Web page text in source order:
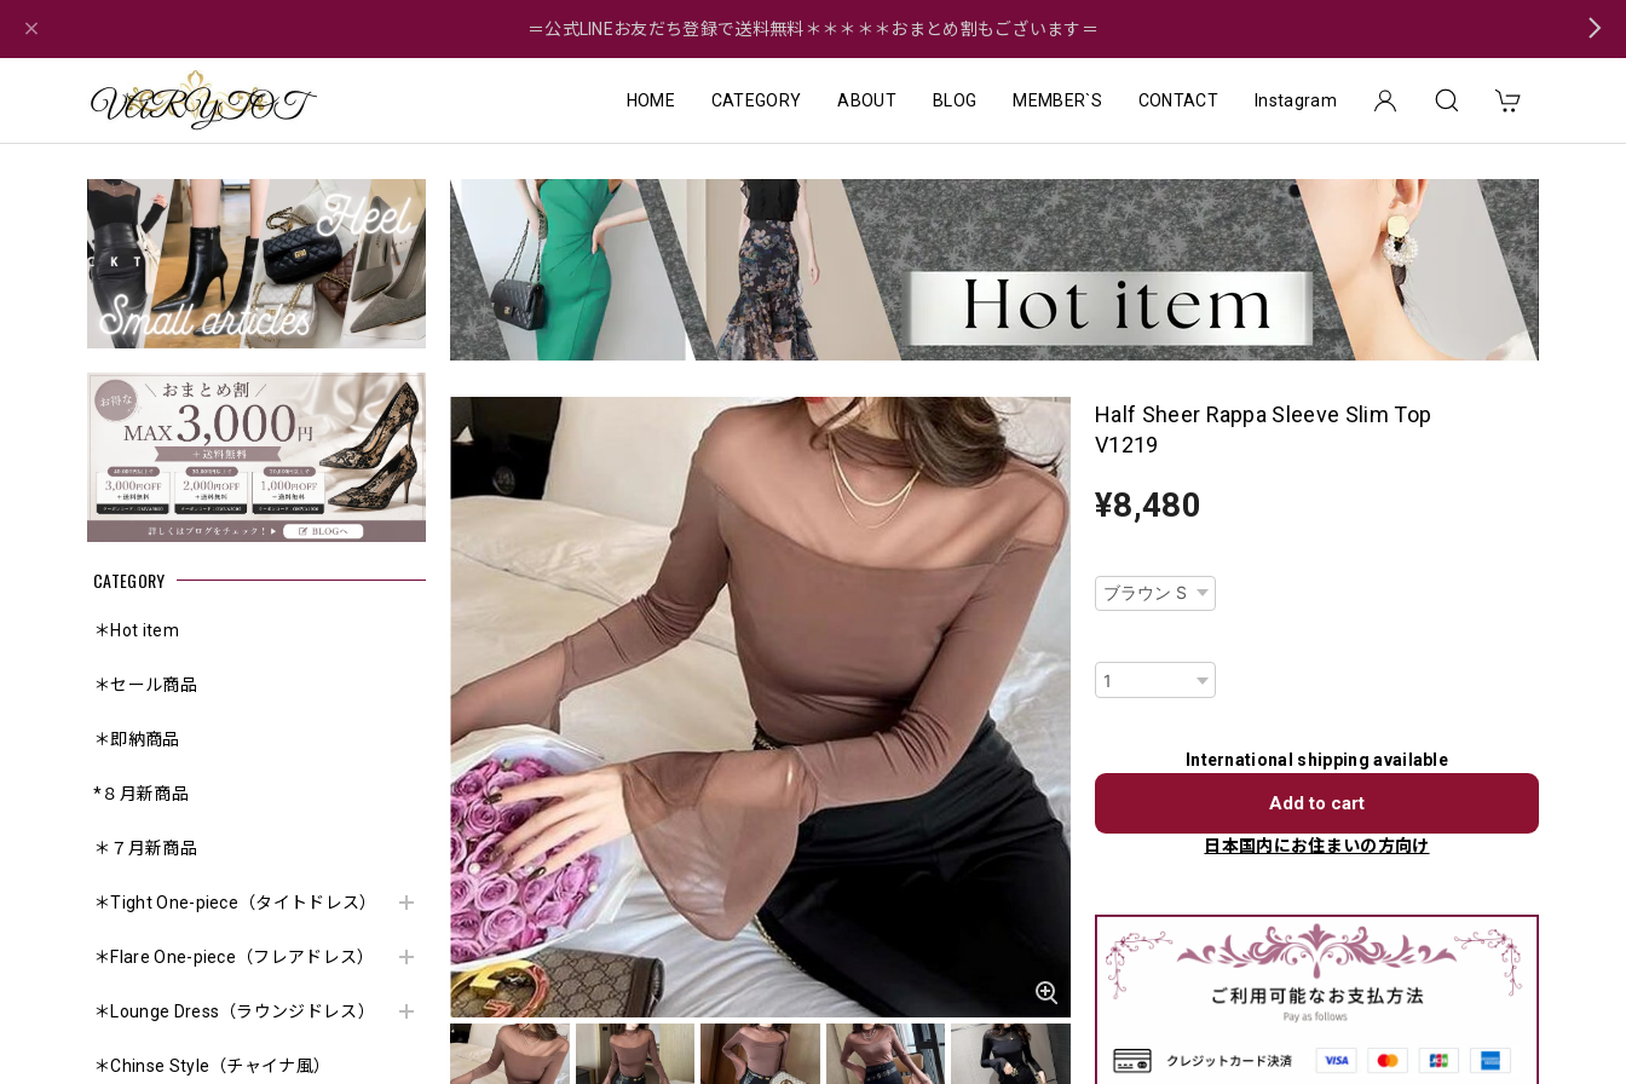
＝公式LINEお友だち登録で送料無料＊＊＊＊＊おまとめ割もございます＝
HOME CATEGORY ABOUT BLOG MEMBER`S CONTACT Instagram
CATEGORY
＊Hot item
＊セール商品
＊即納商品
*８月新商品
＊７月新商品
＊Tight One-piece（タイトドレス）
＊Flare One-piece（フレアドレス）
＊Lounge Dress（ラウンジドレス）
＊Chinse Style（チャイナ風）
Half Sheer Rappa Sleeve Slim Top
V1219
¥8,480
International shipping available
Add to cart
日本国内にお住まいの方向け